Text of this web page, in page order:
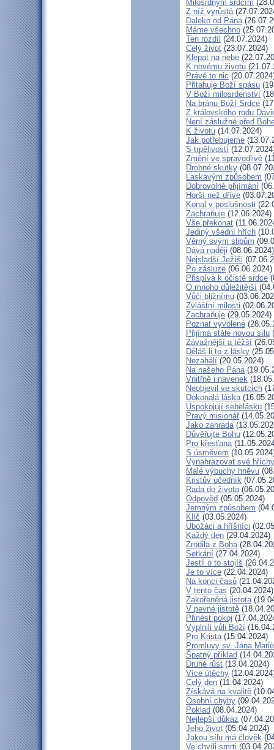
Milosrdným srdcím
Z níž vyrůstá
Daleko od Pána
Máme všechno
Ten rozdíl (24.07.2024)
Celý život (23.07.2024)
Klepat na nebe
K novému životu
Právě to nic
Přitahuje Boží spásu
V Boží milosrdenství
Na bránu Boží Srdce
Z královského rodu
Není záslužné před
K životu (14.07.2024)
Jak potřebujeme
S trpělivostí
Změní ve spravedlivé
Drobné skutky
Laskavým způsobem
Dobrovolné přijímání
Horší než dříve
Konal v poslušnosti
Zachraňuje (12.06.2024)
Vše překonat
Jediný všední hřích
Věrný svým slibům
Dává naději (08.06.2024)
Nejsladší Ježíši
Po zásluze (06.06.2024)
Přispívá k očistě srdce
O mnoho důležitější
Vůči bližnímu
Zvláštní milosti
Zachraňuje (29.05.2024)
Poznat vyvolené
Přijímá stále novou sílu
Závažnější a těžší
Děláš-li to z lásky
Nezahálí (20.05.2024)
Na našeho Pána
Vnitřně i navenek
Neobjevil ve skutcích
Dokonalá láska
Uspokojují sebelásku
Pravý misionář
Jako zahrada
Důvěřujte Bohu
Pro křesťana
S úsměvem
Vynahrazovat své hříchy
Malé výbuchy hněvu
Kristův učedník
Rada do života
Odpověď (05.05.2024)
Jemným způsobem
Klíč (03.05.2024)
Ubožáci a hříšníci
Každý den (29.04.2024)
Zrodila z Boha
Setkání (27.04.2024)
Jestli o to stojíš
Je to více (22.04.2024)
Na konci časů
V tento čas (20.04.2024)
Zakořeněná jistota
V pevné jistotě
Přinést pokoj
Vyplnili vůli Boží
Pro Krista(15.04.2024)
Promluvy sv. Jana
Špatný příklad
Druhé růst (13.04.2024)
Více útěchy
Celý den (11.04.2024)
Získává na kvalitě
Osobní chyby
Poklad (08.04.2024)
Nejlepší důkaz
Jeho život (05.04.2024)
Jakou sílu má člověk
Ve chvíli smrti